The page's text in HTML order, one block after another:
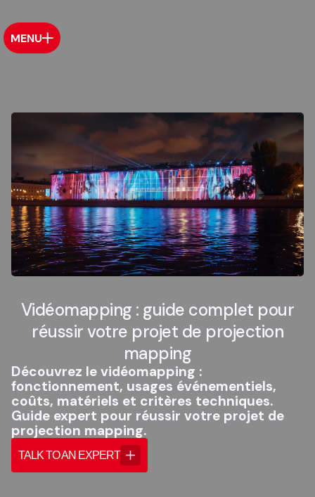
MENU
Vidéomapping : guide complet pour
réussir votre projet de projection
mapping
Découvrez le vidéomapping :
fonctionnement, usages événementiels,
coûts, matériels et critères techniques.
Guide expert pour réussir votre projet de
projection mapping.
TALK TO AN EXPERT